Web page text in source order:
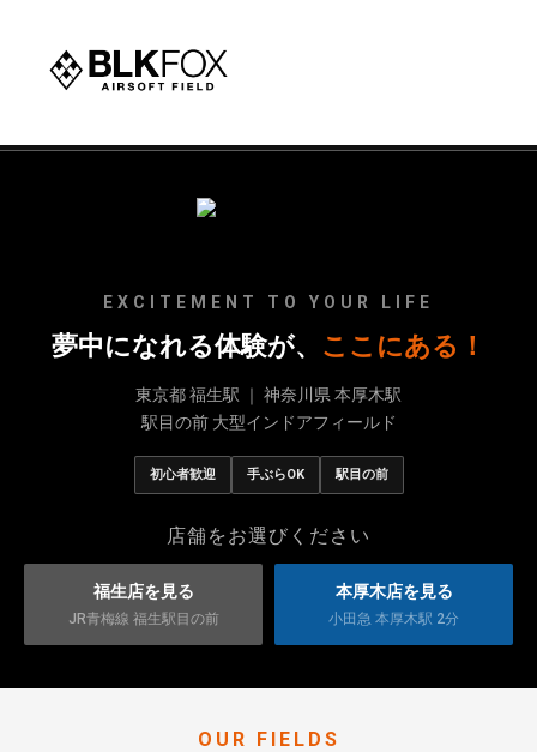
EXCITEMENT TO YOUR LIFE
夢中になれる体験が、 ここにある！
東京都 福生駅 ｜ 神奈川県 本厚木駅
駅目の前 大型インドアフィールド
初心者歓迎 手ぶらOK 駅目の前
店舗をお選びください
福生店を見る
JR青梅線 福生駅目の前
本厚木店を見る
小田急 本厚木駅 2分
OUR FIELDS